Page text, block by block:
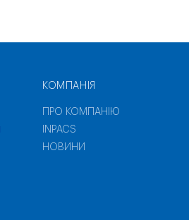
КОМПАНІЯ
ПРО КОМПАНІЮ
INPACS
НОВИНИ